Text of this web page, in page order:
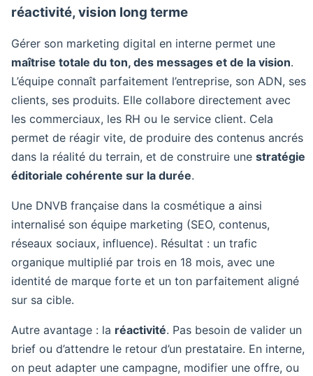
réactivité, vision long terme
Gérer son marketing digital en interne permet une
maîtrise totale du ton, des messages et de la vision.
L’équipe connaît parfaitement l’entreprise, son ADN, ses
clients, ses produits. Elle collabore directement avec
les commerciaux, les RH ou le service client. Cela
permet de réagir vite, de produire des contenus ancrés
dans la réalité du terrain, et de construire une stratégie
éditoriale cohérente sur la durée.
Une DNVB française dans la cosmétique a ainsi
internalisé son équipe marketing (SEO, contenus,
réseaux sociaux, influence). Résultat : un trafic
organique multiplié par trois en 18 mois, avec une
identité de marque forte et un ton parfaitement aligné
sur sa cible.
Autre avantage : la réactivité. Pas besoin de valider un
brief ou d’attendre le retour d’un prestataire. En interne,
on peut adapter une campagne, modifier une offre, ou